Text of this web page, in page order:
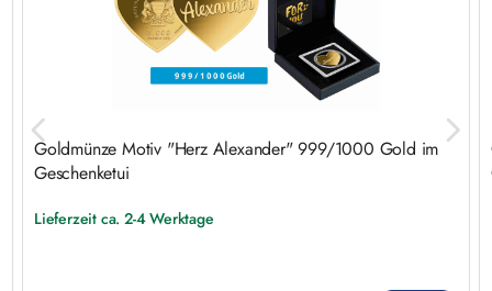
Goldmünze Motiv "Herz Alexander" 999/1000 Gold im
Geschenketui
Lieferzeit ca. 2-4 Werktage